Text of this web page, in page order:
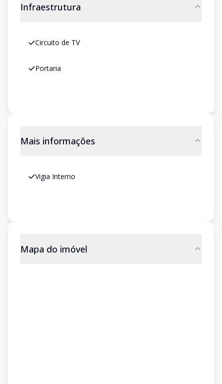
Infraestrutura
Circuito de TV
Portaria
Mais informações
Vigia Interno
Mapa do imóvel